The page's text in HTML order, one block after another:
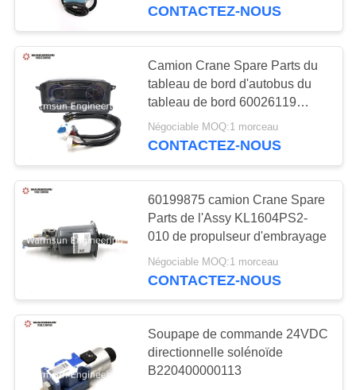
Excavatrice Electric
Parts de SANY
79
Excavatrice
Hydraulic Parts de
SANY
239
CONTACTEZ-NOUS
Camion Crane Spare Parts du
tableau de bord d'autobus du
tableau de bord 60026119
SJC6110N
Négociable MOQ:1 morceau
CONTACTEZ-NOUS
60199875 camion Crane Spare
Parts de l'Assy KL1604PS2-
010 de propulseur d'embrayage
Négociable MOQ:1 morceau
CONTACTEZ-NOUS
Soupape de commande 24VDC
directionnelle solénoïde
B220400000113